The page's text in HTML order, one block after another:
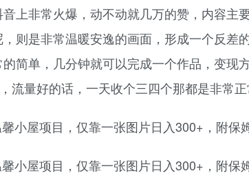
上非常火爆，动不动就几万的赞，内容主
则是非常温暖安逸的画面，形成一个反
简单，几分钟就可以完成一个作品，变现
流量好的话，一天收个三四个那都是非常